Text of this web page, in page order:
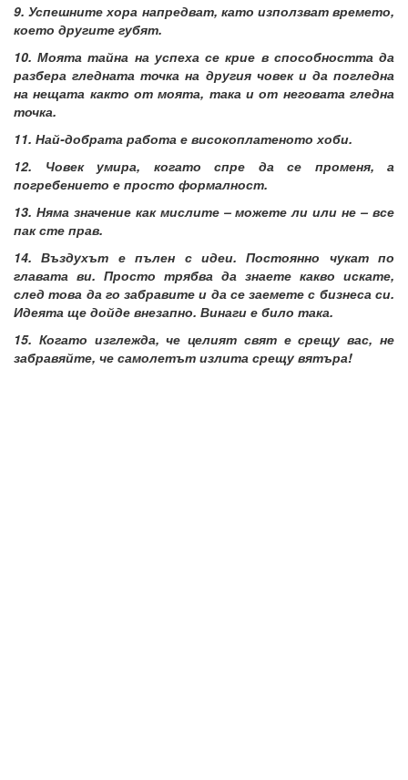
9. Успешните хора напредват, като използват времето,
което другите губят.
10. Моята тайна на успеха се крие в способността да
разбера гледната точка на другия човек и да погледна
на нещата както от моята, така и от неговата гледна
точка.
11. Най-добрата работа е високоплатеното хоби.
12. Човек умира, когато спре да се променя, а
погребението е просто формалност.
13. Няма значение как мислите – можете ли или не – все
пак сте прав.
14. Въздухът е пълен с идеи. Постоянно чукат по
главата ви. Просто трябва да знаете какво искате,
след това да го забравите и да се заемете с бизнеса си.
Идеята ще дойде внезапно. Винаги е било така.
15. Когато изглежда, че целият свят е срещу вас, не
забравяйте, че самолетът излита срещу вятъра!